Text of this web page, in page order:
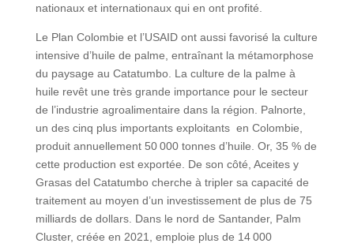
nationaux et internationaux qui en ont profité.
Le Plan Colombie et l’USAID ont aussi favorisé la culture
intensive d’huile de palme, entraînant la métamorphose
du paysage au Catatumbo. La culture de la palme à
huile revêt une très grande importance pour le secteur
de l’industrie agroalimentaire dans la région. Palnorte,
un des cinq plus importants exploitants en Colombie,
produit annuellement 50 000 tonnes d’huile. Or, 35 % de
cette production est exportée. De son côté, Aceites y
Grasas del Catatumbo cherche à tripler sa capacité de
traitement au moyen d’un investissement de plus de 75
milliards de dollars. Dans le nord de Santander, Palm
Cluster, créée en 2021, emploie plus de 14 000